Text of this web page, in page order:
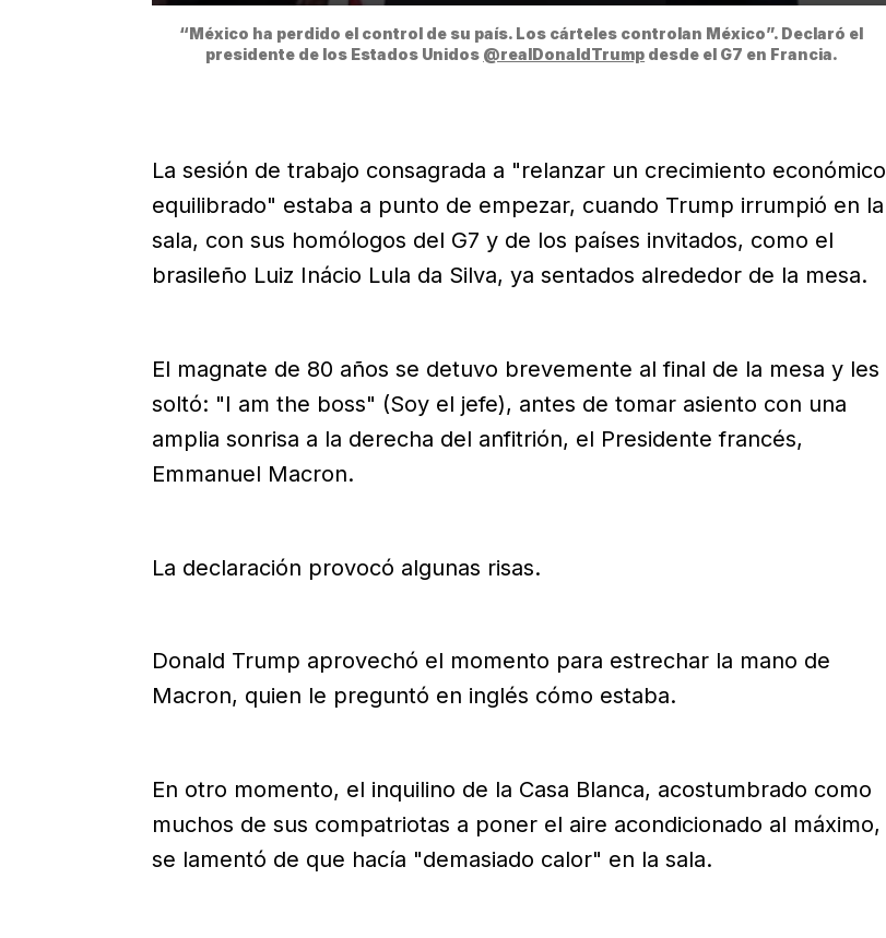
“México ha perdido el control de su país. Los cárteles controlan México”. Declaró el
presidente de los Estados Unidos @realDonaldTrump desde el G7 en Francia.
La sesión de trabajo consagrada a "relanzar un crecimiento económico
equilibrado" estaba a punto de empezar, cuando Trump irrumpió en la
sala, con sus homólogos del G7 y de los países invitados, como el
brasileño Luiz Inácio Lula da Silva, ya sentados alrededor de la mesa.
El magnate de 80 años se detuvo brevemente al final de la mesa y les
soltó: "I am the boss" (Soy el jefe), antes de tomar asiento con una
amplia sonrisa a la derecha del anfitrión, el Presidente francés,
Emmanuel Macron.
La declaración provocó algunas risas.
Donald Trump aprovechó el momento para estrechar la mano de
Macron, quien le preguntó en inglés cómo estaba.
En otro momento, el inquilino de la Casa Blanca, acostumbrado como
muchos de sus compatriotas a poner el aire acondicionado al máximo,
se lamentó de que hacía "demasiado calor" en la sala.